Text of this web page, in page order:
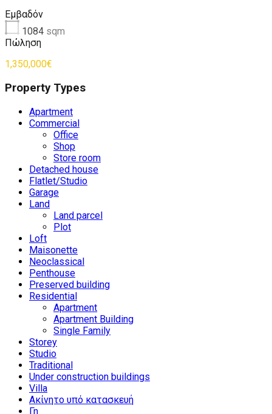
Εμβαδόν
1084 sqm
Πώληση
1,350,000€
Property Types
Apartment
Commercial
Office
Shop
Store room
Detached house
Flatlet/Studio
Garage
Land
Land parcel
Plot
Loft
Maisonette
Neoclassical
Penthouse
Preserved building
Residential
Apartment
Apartment Building
Single Family
Storey
Studio
Traditional
Under construction buildings
Villa
Ακίνητο υπό κατασκευή
Γη